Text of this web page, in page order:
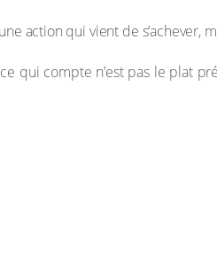
action qui vient de s’achever,
qui compte n’est pas le plat